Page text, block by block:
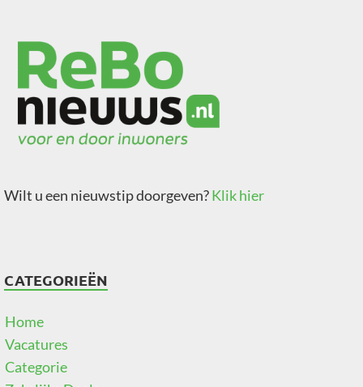
Wilt u een nieuwstip doorgeven?Klik hier
CATEGORIEËN
Home
Vacatures
Categorie